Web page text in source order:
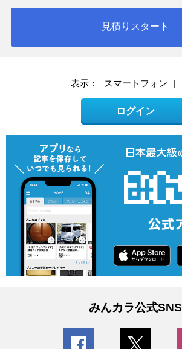
見積りスタート
表示： スマートフォン |
ログイン
みんカラ公式SNS